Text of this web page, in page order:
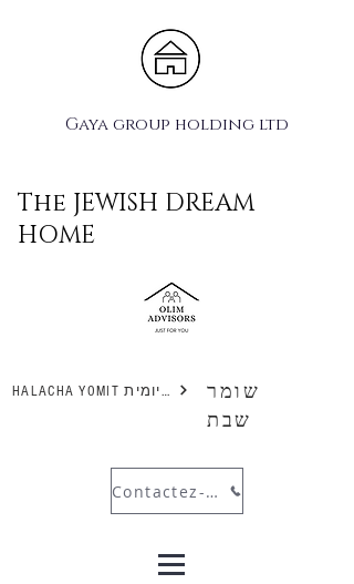
Gaya group holding ltd
The JEWISH DREAM
HOME
HALACHA YOMIT הלכה יומית
שומר
שבת
Contactez-nous